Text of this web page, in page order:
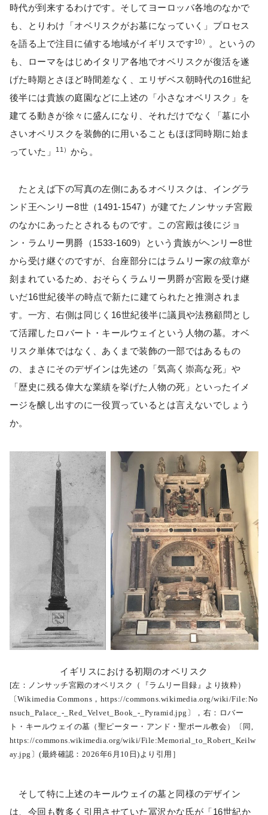
時代が到来するわけです。そしてヨーロッパ各地のなかで
も、とりわけ「オベリスクがお墓になっていく」プロセス
を語る上で注目に値する地域がイギリスです10）
。というの
も、ローマをはじめイタリア各地でオベリスクが復活を遂
げた時期とさほど時間差なく、エリザベス朝時代の16世紀
後半には貴族の庭園などに上述の「小さなオベリスク」を
建てる動きが徐々に盛んになり、それだけでなく「墓に小
さいオベリスクを装飾的に用いることもほぼ同時期に始ま
っていた」11） から。
たとえば下の写真の左側にあるオベリスクは、イングラ
ンド王ヘンリー8世（1491-1547）が建てたノンサッチ宮殿
のなかにあったとされるものです。この宮殿は後にジョ
ン・ラムリー男爵（1533-1609）という貴族がヘンリー8世
から受け継ぐのですが、台座部分にはラムリー家の紋章が
刻まれているため、おそらくラムリー男爵が宮殿を受け継
いだ16世紀後半の時点で新たに建てられたと推測されま
す。一方、右側は同じく16世紀後半に議員や法務顧問とし
て活躍したロバート・キールウェイという人物の墓。オベ
リスク単体ではなく、あくまで装飾の一部ではあるもの
の、まさにそのデザインは先述の「気高く崇高な死」や
「歴史に残る偉大な業績を挙げた人物の死」といったイメ
ージを醸し出すのに一役買っているとは言えないでしょう
か。
イギリスにおける初期のオベリスク
[左：ノンサッチ宮殿のオベリスク（『ラムリー目録』より抜粋）
〔Wikimedia Commons，https://commons.wikimedia.org/wiki/File:No
nsuch_Palace_-_Red_Velvet_Book_-_Pyramid.jpg〕，右：ロバー
ト・キールウェイの墓（聖ピーター・アンド・聖ポール教会）〔同,
https://commons.wikimedia.org/wiki/File:Memorial_to_Robert_Keilw
ay.jpg〕(最終確認：2026年6月10日)より引用］
そして特に上述のキールウェイの墓と同様のデザイン
は、今回も数多く引用させていた冨沢かな氏が「16世紀か